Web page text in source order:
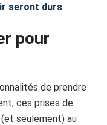
seront durs
pour
de prendre
ces prises de
seulement) au